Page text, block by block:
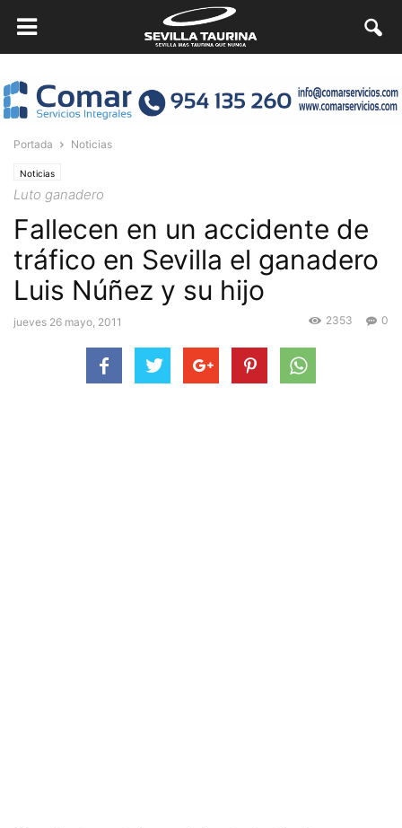
Portada Noticias
Noticias
Luto ganadero
Fallecen en un accidente de
tráfico en Sevilla el ganadero
Luis Núñez y su hijo
jueves 26 mayo, 2011 0
2353